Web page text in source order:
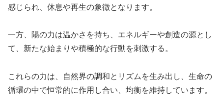
感じられ、休息や再生の象徴となります。
一方、陽の力は温かさを持ち、エネルギーや創造の源とし
て、新たな始まりや積極的な行動を刺激する。
これらの力は、自然界の調和とリズムを生み出し、生命の
循環の中で恒常的に作用し合い、均衡を維持しています。